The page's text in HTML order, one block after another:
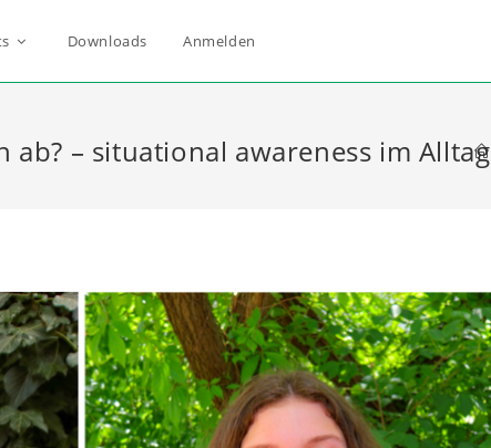
Downloads Anmelden
ab? – situational awareness im Alltag